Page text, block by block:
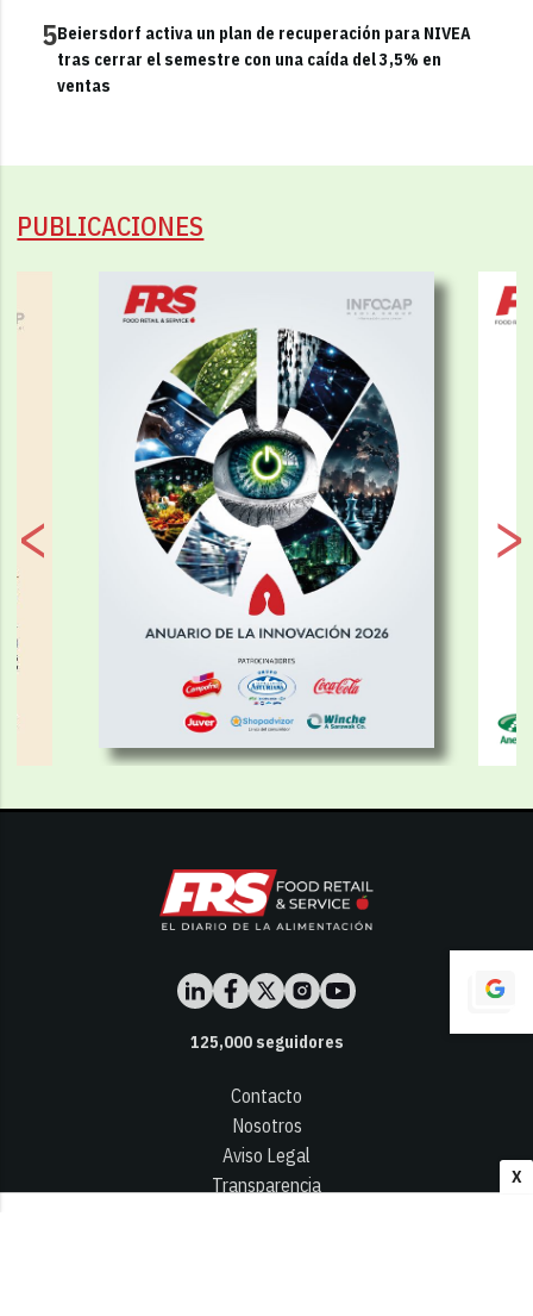
X
5Beiersdorf activa un plan de recuperación para NIVEA
tras cerrar el semestre con una caída del 3,5% en
ventas
PUBLICACIONES
125,000seguidores
Contacto
Nosotros
Aviso Legal
Transparencia